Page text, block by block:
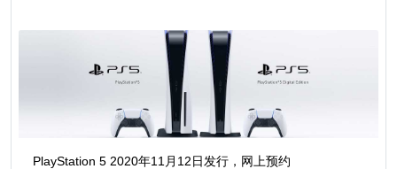
PlayStation 5 2020年11月12日发行，网上预约